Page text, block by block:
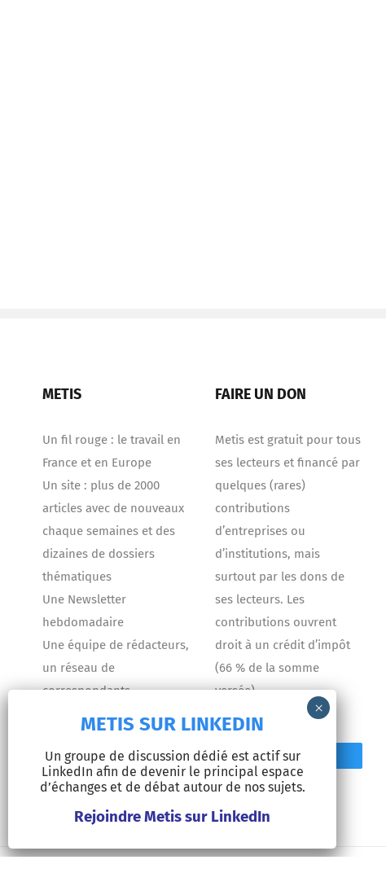
METIS
Un fil rouge : le travail en
France et en Europe
Un site : plus de 2000
articles avec de nouveaux
chaque semaines et des
dizaines de dossiers
thématiques
Une Newsletter
hebdomadaire
Une équipe de rédacteurs,
un réseau de
correspondants
Contact
FAIRE UN DON
Metis est gratuit pour tous
ses lecteurs et financé par
quelques (rares)
contributions
d’entreprises ou
d’institutions, mais
surtout par les dons de
ses lecteurs. Les
contributions ouvrent
droit à un crédit d’impôt
(66 % de la somme
versée).
Faire un don
METIS SUR LINKEDIN
Un groupe de discussion dédié est actif sur
LinkedIn afin de devenir le principal espace
d’échanges et de débat autour de nos sujets.
Rejoindre Metis sur LinkedIn